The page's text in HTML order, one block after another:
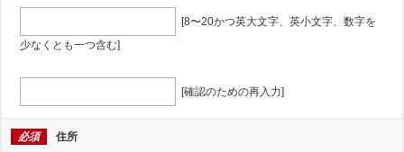
[8〜20かつ英大文字、英小文字、数字を
少なくとも一つ含む]
[確認のための再入力]
必須 住所